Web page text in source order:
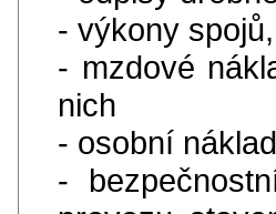
- výkony
- mzdové
nich
- osobní
-